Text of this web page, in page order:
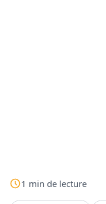
1 min de lecture